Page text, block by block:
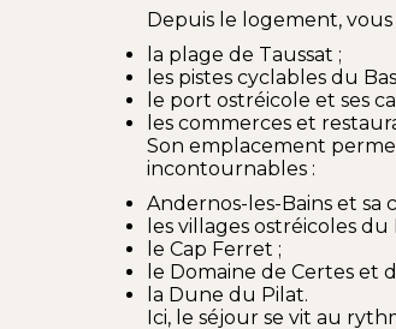
Depuis le logement,
la plage de Taussat ;
les pistes cyclables du
le port ostréicole et ses
les commerces et
Son emplacement
incontournables :
Andernos-les-Bains et sa
les villages ostréicoles du
le Cap Ferret ;
le Domaine de Certes et
la Dune du Pilat.
Ici, le séjour se vit au